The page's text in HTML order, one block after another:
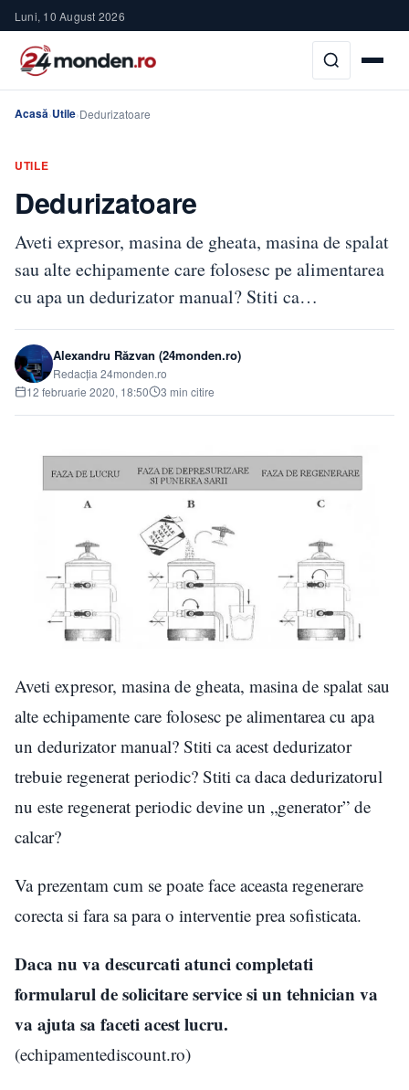
Luni, 10 August 2026
Acasă›Utile›Dedurizatoare
UTILE
Dedurizatoare
Aveti expresor, masina de gheata, masina de spalat
sau alte echipamente care folosesc pe alimentarea
cu apa un dedurizator manual? Stiti ca…
Alexandru Răzvan (24monden.ro)
Redacția 24monden.ro
12 februarie 2020, 18:50
3 min citire
Aveti expresor, masina de gheata, masina de spalat sau
alte echipamente care folosesc pe alimentarea cu apa
un dedurizator manual? Stiti ca acest dedurizator
trebuie regenerat periodic? Stiti ca daca dedurizatorul
nu este regenerat periodic devine un „generator” de
calcar?
Va prezentam cum se poate face aceasta regenerare
corecta si fara sa para o interventie prea sofisticata.
Daca nu va descurcati atunci completati
formularul de solicitare service si un tehnician va
va ajuta sa faceti acest lucru.
(echipamentediscount.ro)